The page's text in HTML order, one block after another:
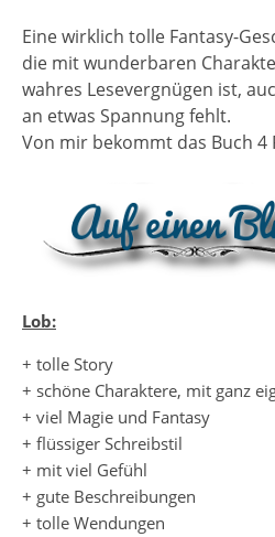
Eine wirklich tolle Fantasy-
die mit wunderbaren
wahres Lesevergnügen ist,
an etwas Spannung fehlt.
Von mir bekommt das Buch 4
Lob:
+ tolle Story
+ schöne Charaktere, mit ganz
+ viel Magie und Fantasy
+ flüssiger Schreibstil
+ mit viel Gefühl
+ gute Beschreibungen
+ tolle Wendungen